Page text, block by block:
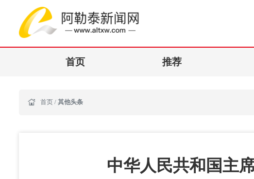
首页 推荐
首页 / 其他头条
中华人民共和国主